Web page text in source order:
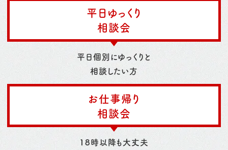
平日ゆっくり
相談会
平日個別にゆっくりと
相談したい方
お仕事帰り
相談会
18時以降も大丈夫